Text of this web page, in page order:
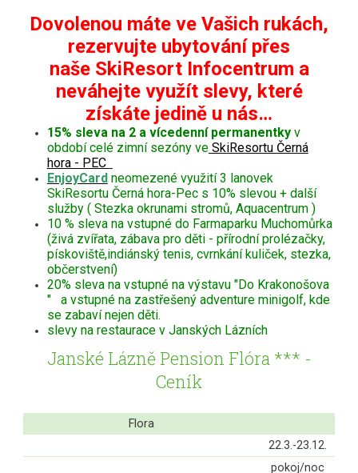
Dovolenou máte ve Vašich rukách,
rezervujte ubytování přes
naše SkiResort Infocentrum a
neváhejte využít slevy, které
získáte jedině u nás…
15% sleva na 2 a vícedenní permanentkyv
období celé zimní sezóny veSkiResortu Černá
hora - PEC
EnjoyCard neomezené využití 3 lanovek
SkiResortu Černá hora-Pec s 10% slevou + další
služby ( Stezka okrunami stromů, Aquacentrum )
10 % sleva na vstupné do Farmaparku Muchomůrka
(živá zvířata, zábava pro děti - přírodní prolézačky,
pískoviště,indiánský tenis, cvrnkání kuliček, stezka,
občerstvení)
20% sleva na vstupné na výstavu "Do Krakonošova
" a vstupné na zastřešený adventure minigolf, kde
se zabaví nejen děti.
slevy na restaurace v Janských Lázních
Janské Lázně Pension Flóra *** -
Ceník
Flora
22.3.-23.12.
pokoj/noc